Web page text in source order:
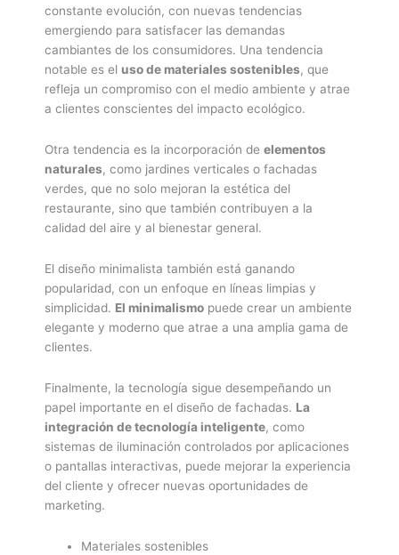
constante evolución, con nuevas tendencias
emergiendo para satisfacer las demandas
cambiantes de los consumidores. Una tendencia
notable es el uso de materiales sostenibles, que
refleja un compromiso con el medio ambiente y atrae
a clientes conscientes del impacto ecológico.
Otra tendencia es la incorporación de elementos
naturales, como jardines verticales o fachadas
verdes, que no solo mejoran la estética del
restaurante, sino que también contribuyen a la
calidad del aire y al bienestar general.
El diseño minimalista también está ganando
popularidad, con un enfoque en líneas limpias y
simplicidad. El minimalismo puede crear un ambiente
elegante y moderno que atrae a una amplia gama de
clientes.
Finalmente, la tecnología sigue desempeñando un
papel importante en el diseño de fachadas. La
integración de tecnología inteligente, como
sistemas de iluminación controlados por aplicaciones
o pantallas interactivas, puede mejorar la experiencia
del cliente y ofrecer nuevas oportunidades de
marketing.
Materiales sostenibles